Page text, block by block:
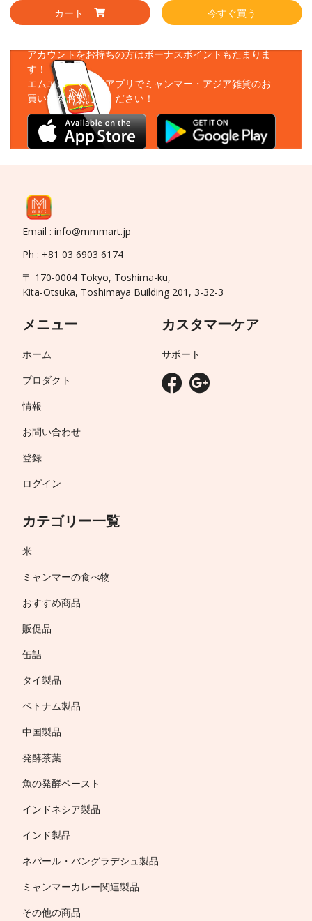
カート 今すぐ買う
アカウントをお持ちの方はボーナスポイントもたまりま
す！
エムエムーマートアプリでミャンマー・アジア雑貨のお
買い物をお楽しみください！
Email : info@mmmart.jp
Ph : +81 03 6903 6174
〒 170-0004 Tokyo, Toshima-ku,
Kita-Otsuka, Toshimaya Building 201, 3-32-3
メニュー
ホーム
プロダクト
情報
お問い合わせ
登録
ログイン
カテゴリー一覧
米
ミャンマーの食べ物
おすすめ商品
販促品
缶詰
タイ製品
ベトナム製品
中国製品
発酵茶葉
魚の発酵ペースト
インドネシア製品
インド製品
ネパール・バングラデシュ製品
ミャンマーカレー関連製品
その他の商品
カスタマーケア
サポート